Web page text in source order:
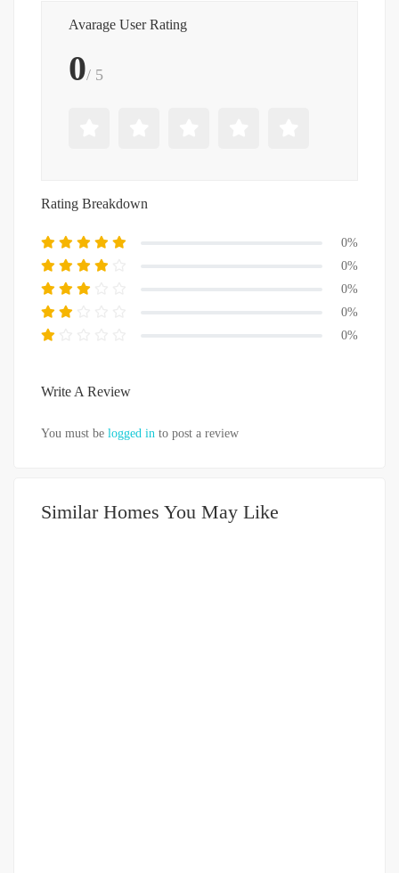
Avarage User Rating
0/ 5
Rating Breakdown
0%
0%
0%
0%
0%
Write A Review
You must be logged in to post a review
Similar Homes You May Like